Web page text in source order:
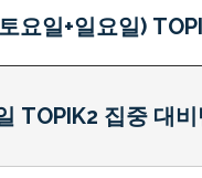
요일+일요일)
TOPIK2 집중 대